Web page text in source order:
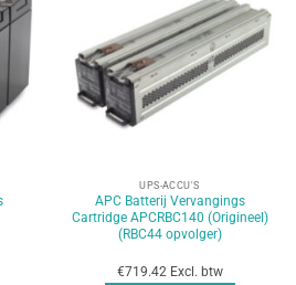
UPS-ACCU'S
APC Batterij Vervangings
Cartridge APCRBC140 (Origineel)
(RBC44 opvolger)
€719.42 Excl. btw